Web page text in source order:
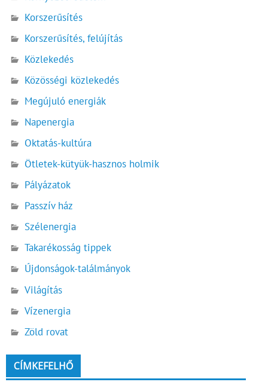
Korszerűsítés
Korszerűsítés, felújítás
Közlekedés
Közösségi közlekedés
Megújuló energiák
Napenergia
Oktatás-kultúra
Ötletek-kütyük-hasznos holmik
Pályázatok
Passzív ház
Szélenergia
Takarékosság tippek
Újdonságok-találmányok
Világítás
Vízenergia
Zöld rovat
CÍMKEFELHŐ